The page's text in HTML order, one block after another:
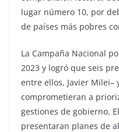
lugar número 10, por
de países más pobres
La Campaña Nacional
2023 y logró que seis
entre ellos, Javier Milei–
comprometieran a
gestiones de gobierno.
presentaran planes de